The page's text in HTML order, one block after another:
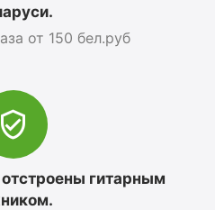
от 150 бел.руб
гитарным